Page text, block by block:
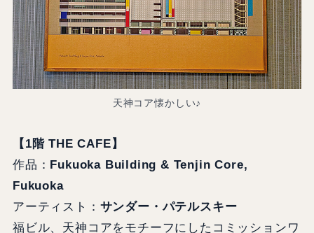
天神コア懐かしい♪
【1階 THE CAFE】
作品： Fukuoka Building & Tenjin Core,
Fukuoka
アーティスト： サンダー・パテルスキー
福ビル、天神コアをモチーフにしたコミッションワ